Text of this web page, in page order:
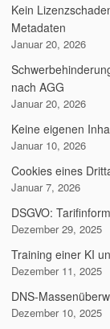
Kein
Metadaten
Januar 20, 2026
nach AGG
Januar 20, 2026
Keine eigenen
Januar 10, 2026
Cookies eines
Januar 7, 2026
DSGVO:
Dezember 29, 2025
Training einer KI
Dezember 11, 2025
DNS-
Dezember 10, 2025